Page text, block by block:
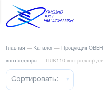
Главная — Каталог — Продукция ОВЕН
контроллеры — ПЛК110 контроллер
Сортировать: